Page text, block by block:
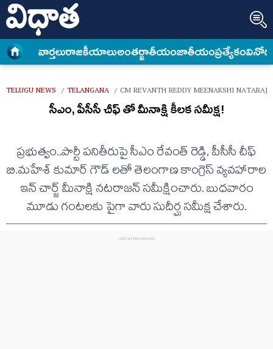
వార్త‌లురాజకీయాలుఅంత‌ర్జాతీయంజాతీయంప్రత్యేకం
TELUGU NEWS / TELANGANA / CM REVANTH REDDY MEENAKSHI
సీఎం, పీసీసీ చీఫ్ తో మీనాక్షి కీలక సమీక్ష!
ప్రభుత్వం..పార్టీ పనితీరుపై సీఎం రేవంత్ రెడ్డి, పీసీసీ చీఫ్
బి.మహేశ్ కుమార్ గౌడ్ లతో తెలంగాణ కాంగ్రెస్ వ్యవహారాల
ఇన్ చార్జ్ మీనాక్షి నటరాజన్ సమీక్షించారు. బుధవారం
మూడు గంటలకు పైగా వారు సుదీర్ఘ సమీక్ష చేశారు.